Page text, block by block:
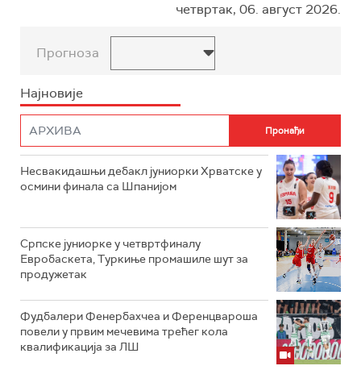
четвртак, 06. август 2026.
Прогноза
Најновије
Несвакидашњи дебакл јуниорки Хрватске у
осмини финала са Шпанијом
Српске јуниорке у четвртфиналу
Евробаскета, Туркиње промашиле шут за
продужетак
Фудбалери Фенербахчеа и Ференцвароша
повели у првим мечевима трећег кола
квалификација за ЛШ